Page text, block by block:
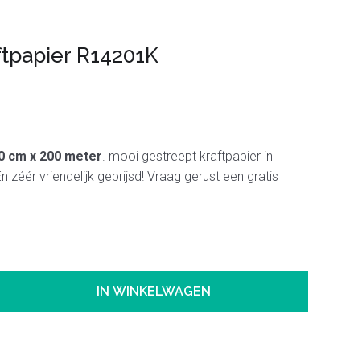
R14201K
cm x 200 meter . mooi gestreept kraftpapier in
zéér vriendelijk geprijsd! Vraag gerust een gratis
IN WINKELWAGEN